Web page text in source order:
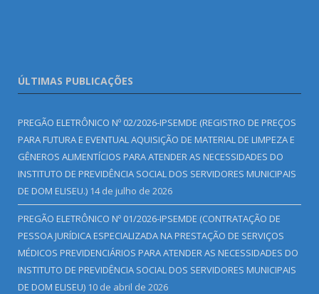
ÚLTIMAS PUBLICAÇÕES
PREGÃO ELETRÔNICO Nº 02/2026-IPSEMDE (REGISTRO DE PREÇOS
PARA FUTURA E EVENTUAL AQUISIÇÃO DE MATERIAL DE LIMPEZA E
GÊNEROS ALIMENTÍCIOS PARA ATENDER AS NECESSIDADES DO
INSTITUTO DE PREVIDÊNCIA SOCIAL DOS SERVIDORES MUNICIPAIS
DE DOM ELISEU.) 14 de julho de 2026
PREGÃO ELETRÔNICO Nº 01/2026-IPSEMDE (CONTRATAÇÃO DE
PESSOA JURÍDICA ESPECIALIZADA NA PRESTAÇÃO DE SERVIÇOS
MÉDICOS PREVIDENCIÁRIOS PARA ATENDER AS NECESSIDADES DO
INSTITUTO DE PREVIDÊNCIA SOCIAL DOS SERVIDORES MUNICIPAIS
DE DOM ELISEU) 10 de abril de 2026